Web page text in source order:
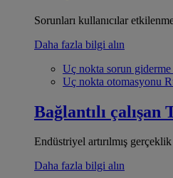
Sorunları kullanıcılar
Daha fazla bilgi alın
Uç nokta sorun giderme
Uç nokta otomasyonu
Bağlantılı çalışan
Endüstriyel artırılmış
Daha fazla bilgi alın